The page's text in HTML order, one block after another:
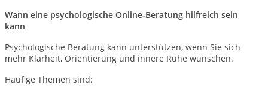
Wann eine psychologische Online-Beratung hilfreich sein
kann
Psychologische Beratung kann unterstützen, wenn Sie sich
mehr Klarheit, Orientierung und innere Ruhe wünschen.
Häufige Themen sind: